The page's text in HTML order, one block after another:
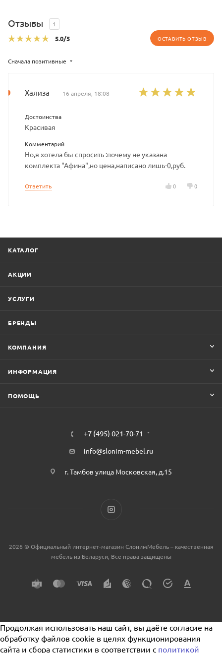
Отзывы 1
5.0/5 ОСТАВИТЬ ОТЗЫВ
Сначала позитивные
Хализа 16 апреля, 18:08
Достоинства
Красивая
Комментарий
Но,я хотела бы спросить :почему не указана
комплекта "Афина",но цена,написано лишь-0,руб.
Ответить 0 0
КАТАЛОГ
АКЦИИ
УСЛУГИ
БРЕНДЫ
КОМПАНИЯ
ИНФОРМАЦИЯ
ПОМОЩЬ
+7 (495) 021-70-71
info@slonim-mebel.ru
г. Тамбов улица Московская, д.15
2026 © Официальный интернет-магазин СлонимМебель – качественная
мебель из Беларуси, Все права защищены
Продолжая использовать наш сайт, вы даёте согласие на
обработку файлов cookie в целях функционирования
сайта и сбора статистики в соответствии с политикой